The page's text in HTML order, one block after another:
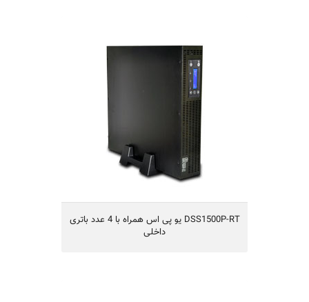
DSS1500P-RT یو پی اس همراه با 4 عدد باتری
داخلی
باتری داخلی
یو پی اس مدل DSS1500P-RT
تکنولوژی Digital line-Interactive
طراحی بدون ترانس با تکنولوژی IGBT
قابلیت کارکردن با ژنراتور
راندمان بالا
یکسال گارانتی و 10سال تامین قطعات